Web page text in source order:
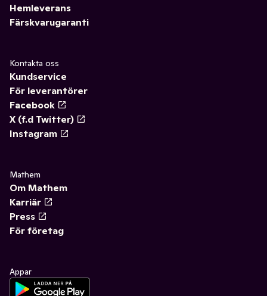
Hemleverans
Färskvarugaranti
Kontakta oss
Kundservice
För leverantörer
Facebook
X (f.d Twitter)
Instagram
Mathem
Om Mathem
Karriär
Press
För företag
Appar